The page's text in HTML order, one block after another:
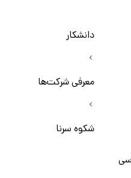
دانشکار
معرفی شرکت‌ها
شکوه سرنا